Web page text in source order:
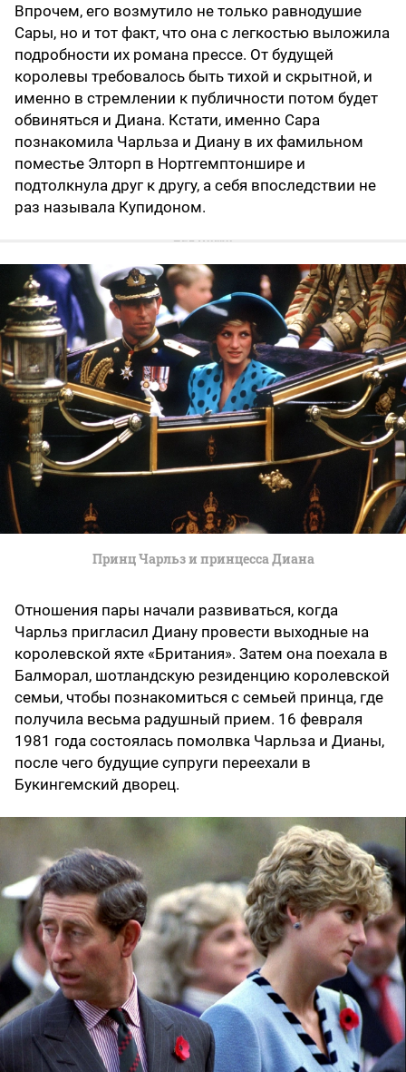
Впрочем, его возмутило не только равнодушие
Сары, но и тот факт, что она с легкостью выложила
подробности их романа прессе. От будущей
королевы требовалось быть тихой и скрытной, и
именно в стремлении к публичности потом будет
обвиняться и Диана. Кстати, именно Сара
познакомила Чарльза и Диану в их фамильном
поместье Элторп в Нортгемптоншире и
подтолкнула друг к другу, а себя впоследствии не
раз называла Купидоном.
Принц Чарльз и принцесса Диана
Отношения пары начали развиваться, когда
Чарльз пригласил Диану провести выходные на
королевской яхте «Британия». Затем она поехала в
Балморал, шотландскую резиденцию королевской
семьи, чтобы познакомиться с семьей принца, где
получила весьма радушный прием. 16 февраля
1981 года состоялась помолвка Чарльза и Дианы,
после чего будущие супруги переехали в
Букингемский дворец.